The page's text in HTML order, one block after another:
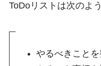
ToDoリストは次のよ
やるべきこと